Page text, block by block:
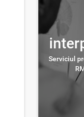
Serviciul